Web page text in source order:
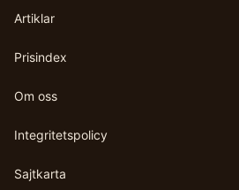
Artiklar
Prisindex
Om oss
Integritetspolicy
Sajtkarta